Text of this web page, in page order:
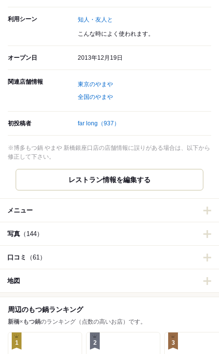
利用シーン 知人・友人と
こんな時によく使われます。
オープン日 2013年12月19日
関連店舗情報
東京のやまや
全国のやまや
初投稿者 far long （937）
※博多もつ鍋 やまや 新橋銀座口店の店舗情報に誤りがある場合は、以下から
修正して下さい。
レストラン情報を編集する
メニュー
写真 （144）
口コミ （61）
地図
周辺のもつ鍋ランキング
新橋× もつ鍋のランキング（点数の高いお店）です。
1 2 3